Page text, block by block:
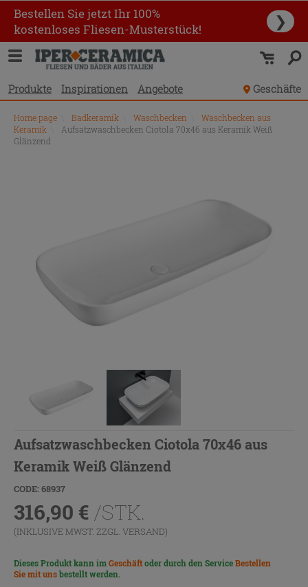
Bestellen Sie jetzt Ihr 100%
kostenloses Fliesen-Musterstück!
❯
Produkte Inspirationen Angebote Geschäfte
Home page Badkeramik Waschbecken
Waschbecken aus
Keramik
Aufsatzwaschbecken Ciotola 70x46 aus Keramik Weiß
Glänzend
Aufsatzwaschbecken Ciotola 70x46 aus
Keramik Weiß Glänzend
CODE: 68937
316,90 € /STK.
(INKLUSIVE MWST. ZZGL. VERSAND)
Dieses Produkt kann imGeschäftoder durch den ServiceBestellen
Sie mit unsbestellt werden.